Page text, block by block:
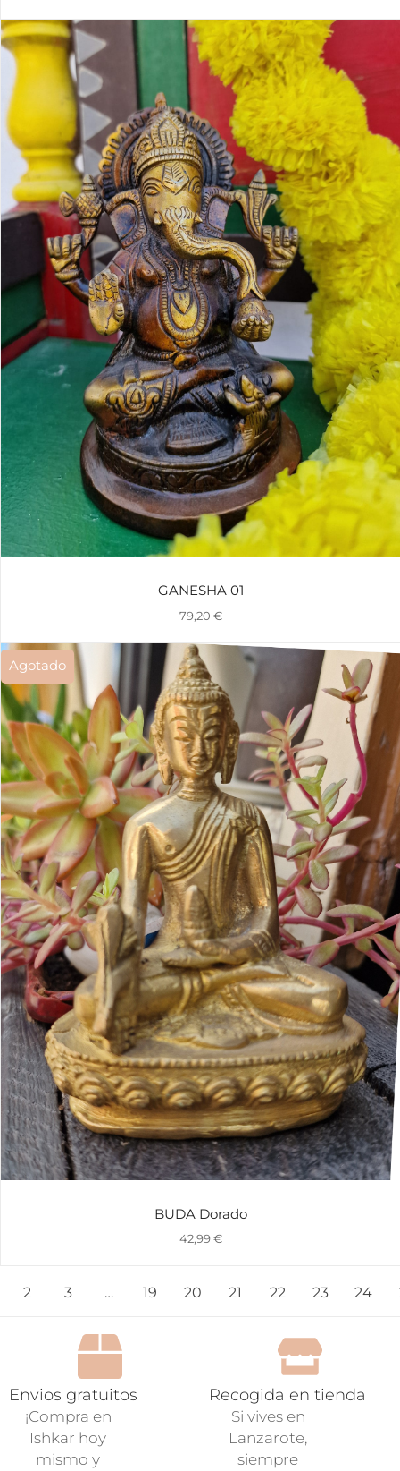
GANESHA 01
79,20 €
Agotado
BUDA Dorado
42,99€
2 3 … 19 20 21 22 23 24
Envios gratuitos
¡Compra en
Ishkar hoy
mismo y
Recogida en tienda
Si vives en
Lanzarote,
siempre